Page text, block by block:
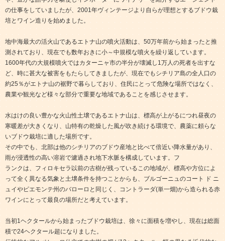
の仕事をしていましたが、2001年ヴィンテージより自らが理想とするブドウ栽
培とワイン造りを始めました。
地中海最大の活火山であるエトナ山の噴火活動は、50万年前から始まったと推
測されており、現在でも数年おきに小～中規模な噴火を繰り返しています。
1600年代の大規模噴火ではカターニャ市の半分が壊滅し1万人の死者を出すな
ど、時に甚大な被害をもたらしてきましたが、現在でもシチリア島の全人口の
約25％がエトナ山の裾野で暮らしており、住民にとって危険な場所ではなく、
農業や観光など様々な部分で重要な地域であることを感じさせます。
水はけの良い豊かな火山性土壌であるエトナ山は、標高が上がるにつれ昼夜の
寒暖差が大きくなり、山特有の乾燥した風が吹き続ける環境で、農薬に頼らな
いブドウ栽培に適した場所です。
その中でも、北部は他のシチリアのブドウ産地と比べて倍近い降水量があり、
雨が浸透性の高い溶岩で濾過され地下水脈を構成しています。フ
ランクは、フィロキセラ以前の古樹が残っているこの地域が、標高や方位によ
って全く異なる気象と土壌条件を持つことからも、ブルゴーニュのコート ド ニ
ュイやピエモンテ州のバローロと同じく、コントラーダ(単一畑)から造られる赤
ワインにとって最良の場所だと考えています。
当初1ヘクタールから始まったブドウ栽培は、徐々に面積を増やし、現在は総面
積で24ヘクタール超になりました。